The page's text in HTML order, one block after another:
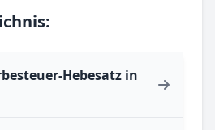
Hebesatz in